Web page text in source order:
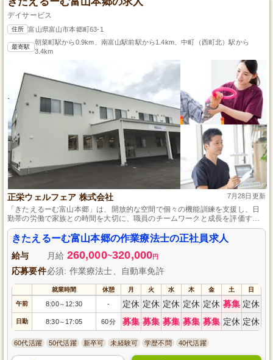
デイサービス
住所 富山県富山市本郷町63-1
最寄駅
朝菜町駅から0.9km、南富山駅前駅から1.4km、中町（西町北）駅から
3.4km
正栄ウェルフェア 株式会社 7月28日更新
「きたえるーむ富山本郷」は、開放的な空間で個々の機能訓練を支援し、日
勤帯の労働で家族との時間を大切に、職員のチームワークと成長を評価する
デイサービスセンターです。
きたえるーむ富山本郷の作業療法士の正社員求人
給与 月給 260,000~320,000円
応募要件必須: 作業療法士、自動車免許
就業時間 休憩 月 火 水 木 金 土 日
午前 8:00～ 12:30 - 定休 定休 定休 定休 定休 募集 定休
日勤 8:30～ 17:05 60分 募集 募集 募集 募集 募集 定休 定休
60代活躍 50代活躍 新卒可 未経験可 学歴不問 40代活躍